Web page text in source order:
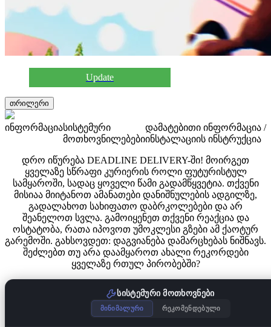
Update
თრილერი
ინფორმაციასისტემური
მოთხოვნილებები
დამატებითი ინფორმაცია /
ინსტალაციის ინსტრუქცია
დრო იწურება DEADLINE DELIVERY-ში! მოირგეთ
ყველაზე სწრაფი კურიერის როლი ფუტურისტულ
სამყაროში, სადაც ყოველი წამი გადამწყვეტია. თქვენი
მისიაა მიიტანოთ ამანათები დანიშნულების ადგილზე,
გადალახოთ სახიფათო დაბრკოლებები და არ
შეანელოთ სვლა. გამოიყენეთ თქვენი რეაქცია და
ოსტატობა, რათა იპოვოთ უმოკლესი გზები ამ ქაოტურ
გარემოში. გახსოვდეთ: დაგვიანება დამარცხებას ნიშნავს.
შეძლებთ თუ არა დაამყაროთ ახალი რეკორდები
ყველაზე რთულ პირობებში?
სისტემური მოთხოვნები
მინიმალური რეკომენდებული